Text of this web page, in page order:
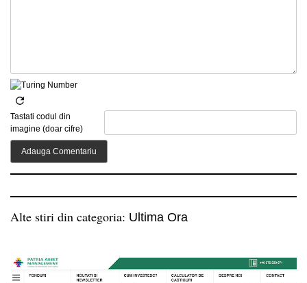
Tastati codul din
imagine (doar cifre)
Alte stiri din categoria: Ultima Ora